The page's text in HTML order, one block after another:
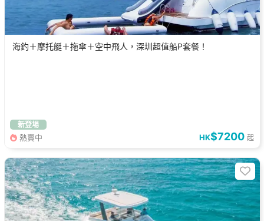
海釣＋摩托艇＋拖傘＋空中飛人，深圳超值船P套餐！
新登場
熱賣中 HK$7200 起